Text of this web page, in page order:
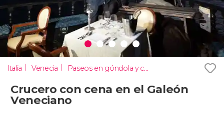
Italia Venecia Paseos en góndola y cruceros en Venecia
Crucero con cena en el Galeón
Veneciano